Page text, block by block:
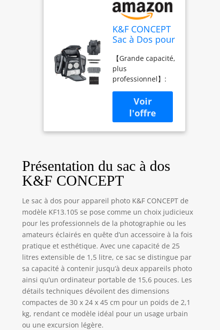
K&F CONCEPT
Sac à Dos pour
Professionnel,
Sac de Photo
25 Litres avec
Housse de
Pluie Peut
Contenir 2
Appareils
Photo comme
et 15.6"
Ordinateur
Portable
【Grande capacité,
plus
professionnel】:
Taille:
30*24*44.5cm,
Couleur: gris, 25
litres de capacité
du compartiment
supérieur. K&F
Concept sac pour
appareil photo
appareils photos, 4
objectifs, 1
ordinateur
portable de 15,6
pouces, 1 iPad de
10,5 pouces,
trépied et autres
équipements
professionnels. Le
compartiment
supérieur peut
contenir le
Présentation du sac à dos
K&F CONCEPT
Le sac à dos pour appareil photo K&F CONCEPT de
modèle KF13.105 se pose comme un choix judicieux
pour les professionnels de la photographie ou les
amateurs éclairés en quête d’un accessoire à la fois
pratique et esthétique. Avec une capacité de 25
litres extensible de 1,5 litre, ce sac se distingue par
sa capacité à contenir jusqu’à deux appareils photo
ainsi qu’un ordinateur portable de 15,6 pouces. Les
détails techniques dévoilent des dimensions
compactes de 30 x 24 x 45 cm pour un poids de 2,1
kg, rendant ce modèle idéal pour un usage urbain
ou une excursion légère.